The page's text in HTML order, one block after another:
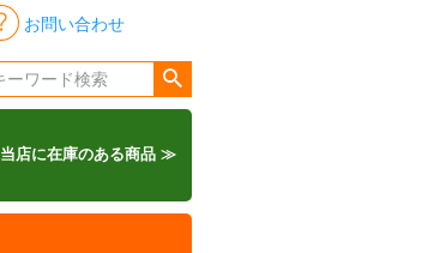
お問い合わせ
当店に在庫のある商品 ≫